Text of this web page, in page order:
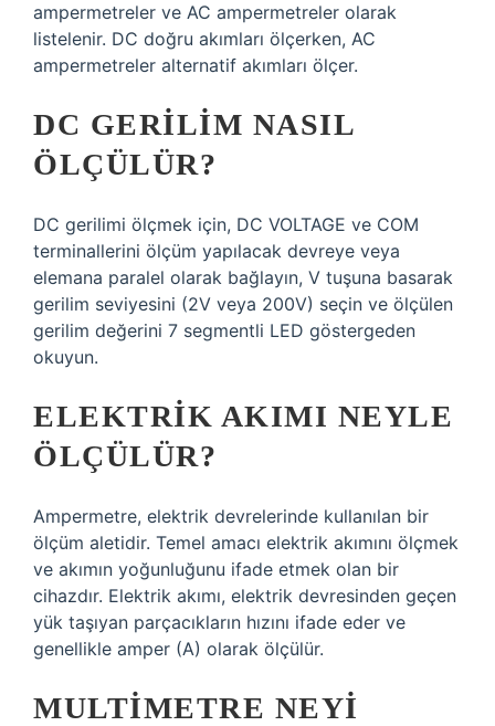
ampermetreler ve AC ampermetreler olarak
listelenir. DC doğru akımları ölçerken, AC
ampermetreler alternatif akımları ölçer.
DC GERILIM NASIL
ÖLÇÜLÜR?
DC gerilimi ölçmek için, DC VOLTAGE ve COM
terminallerini ölçüm yapılacak devreye veya
elemana paralel olarak bağlayın, V tuşuna basarak
gerilim seviyesini (2V veya 200V) seçin ve ölçülen
gerilim değerini 7 segmentli LED göstergeden
okuyun.
ELEKTRIK AKIMI NEYLE
ÖLÇÜLÜR?
Ampermetre, elektrik devrelerinde kullanılan bir
ölçüm aletidir. Temel amacı elektrik akımını ölçmek
ve akımın yoğunluğunu ifade etmek olan bir
cihazdır. Elektrik akımı, elektrik devresinden geçen
yük taşıyan parçacıkların hızını ifade eder ve
genellikle amper (A) olarak ölçülür.
MULTIMETRE NEYI